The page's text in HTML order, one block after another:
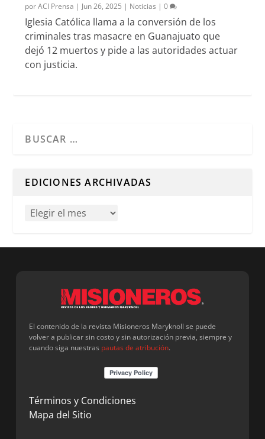
porACI Prensa | Jun 26, 2025 | Noticias |0
Iglesia Católica llama a la conversión de los
criminales tras masacre en Guanajuato que
dejó 12 muertos y pide a las autoridades actuar
con justicia.
EDICIONES ARCHIVADAS
El contenido de la revista Misioneros Maryknoll se puede
volver a publicar sin costo y sin autorización previa, siempre y
cuando siga nuestras pautas de atribución.
Términos y Condiciones
Mapa del Sitio